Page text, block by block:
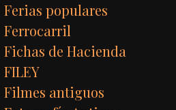
Ferias populares
Ferrocarril
Fichas de Hacienda
FILEY
Filmes antiguos